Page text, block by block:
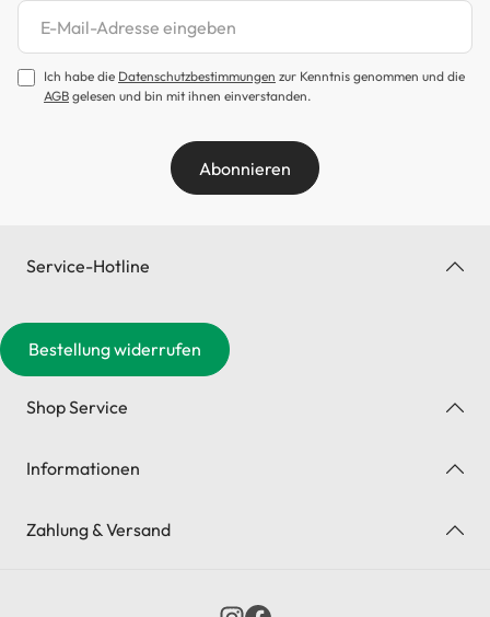
Newsletter abonnieren
Ich habe die Datenschutzbestimmungen zur Kenntnis genommen und die
AGB gelesen und bin mit ihnen einverstanden.
Abonnieren
Service-Hotline
Bestellung widerrufen
Shop Service
Informationen
Zahlung & Versand